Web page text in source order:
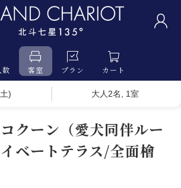
数 客室 プラン カート
) 大人2名, 1室
クーン（愛犬同伴ルー
ベートテラス/全面檜